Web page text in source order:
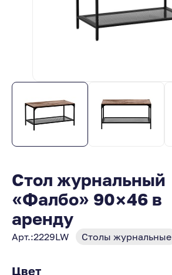
Стол журнальный
«Фалбо» 90×46 в
аренду
Арт.:2229LW Столы журнальные
Цвет